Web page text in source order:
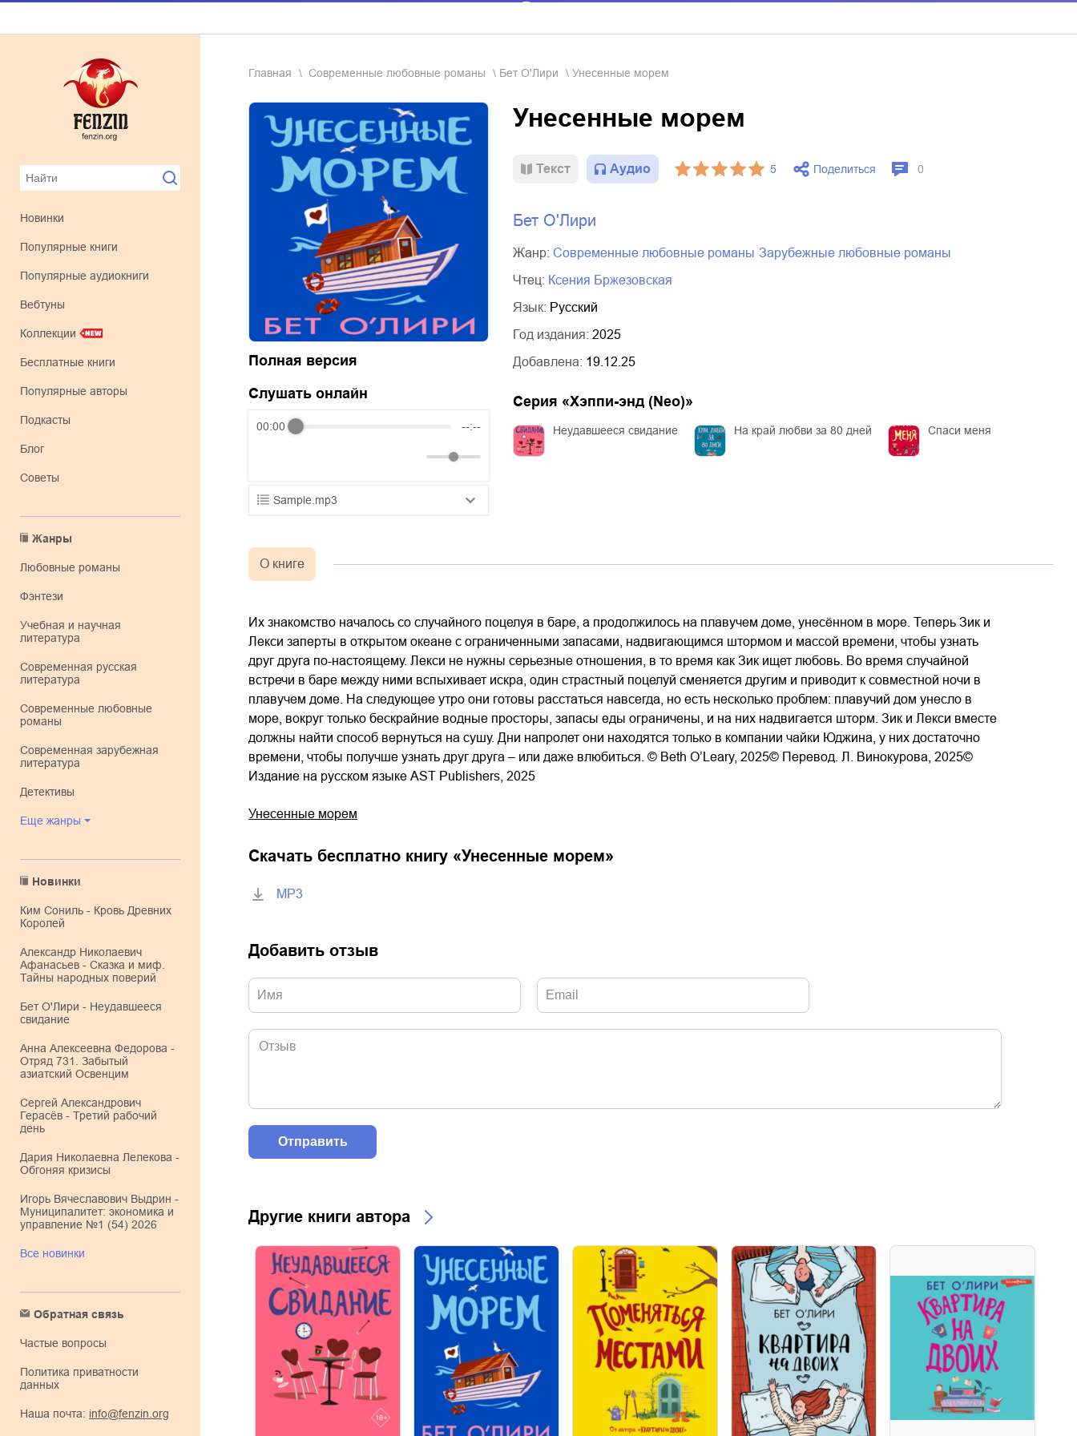
Новинки
Популярные книги
Популярные аудиокниги
Вебтуны
Коллекции
Бесплатные книги
Популярные авторы
Подкасты
Блог
Советы
Жанры
любовные романы
фэнтези
учебная и научная
литература
современная русская
литература
современные любовные
романы
современная зарубежная
литература
детективы
Еще жанры
Новинки
Ким Сониль - Кровь Древних
Королей
Александр Николаевич
Афанасьев - Сказка и миф.
Тайны народных поверий
Бет О'Лири - Неудавшееся
свидание
Анна Алексеевна Федорова -
Отряд 731. Забытый
азиатский Освенцим
Сергей Александрович
Герасёв - Третий рабочий
день
Дария Николаевна Лелекова -
Обгоняя кризисы
Игорь Вячеславович Выдрин -
Муниципалитет: экономика и
управление №1 (54) 2026
Все новинки
Обратная связь
Частые вопросы
Политика приватности
данных
Наша почта: info@fenzin.org
Главная современные любовные романы Бет О'Лири Унесенные морем
Полная версия
Слушать онлайн
00:00 --:--
Sample.mp3
02.mp3
Унесенные морем
Текст Аудио 5 Поделиться 0
Бет О'Лири
Жанр: современные любовные романы
зарубежные любовные романы
Чтец:
Ксения Бржезовская
Язык: Русский
Год издания: 2025
Добавлена: 19.12.25
Серия «Хэппи-энд (Neo)»
Неудавшееся свидание На край любви за 80 дней Спаси меня
О книге
Их знакомство началось со случайного поцелуя в баре, а продолжилось на плавучем доме, унесённом в море. Теперь Зик и
Лекси заперты в открытом океане с ограниченными запасами, надвигающимся штормом и массой времени, чтобы узнать
друг друга по-настоящему. Лекси не нужны серьезные отношения, в то время как Зик ищет любовь. Во время случайной
встречи в баре между ними вспыхивает искра, один страстный поцелуй сменяется другим и приводит к совместной ночи в
плавучем доме. На следующее утро они готовы расстаться навсегда, но есть несколько проблем: плавучий дом унесло в
море, вокруг только бескрайние водные просторы, запасы еды ограничены, и на них надвигается шторм. Зик и Лекси вместе
должны найти способ вернуться на сушу. Дни напролет они находятся только в компании чайки Юджина, у них достаточно
времени, чтобы получше узнать друг друга – или даже влюбиться. © Beth O’Leary, 2025© Перевод. Л. Винокурова, 2025©
Издание на русском языке AST Publishers, 2025
Унесенные морем
Скачать бесплатно книгу «Унесенные морем»
MP3
Добавить отзыв
Другие книги автора